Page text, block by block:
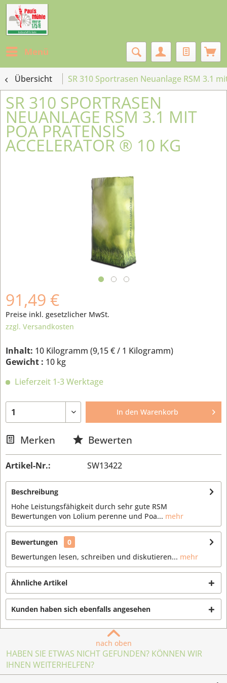
Menü
Übersicht SR 310 Sportrasen Neuanlage RSM 3.1
SR 310 SPORTRASEN
NEUANLAGE RSM 3.1 MIT
POA PRATENSIS
ACCELERATOR ® 10 KG
91,49 €
Preise inkl. gesetzlicher MwSt.
zzgl. Versandkosten
Inhalt: 10 Kilogramm (9,15 €/ 1 Kilogramm)
Gewicht : 10 kg
Lieferzeit 1-3 Werktage
In den Warenkorb
Merken Bewerten
Artikel-Nr.: SW13422
Beschreibung
Hohe Leistungsfähigkeit durch sehr gute RSM
Bewertungen von Lolium perenne und Poa... mehr
Bewertungen
0
Bewertungen lesen, schreiben und diskutieren... mehr
Ähnliche Artikel
Kunden haben sich ebenfalls angesehen
nach oben
HABEN SIE ETWAS NICHT GEFUNDEN? KÖNNEN WIR
IHNEN WEITERHELFEN?